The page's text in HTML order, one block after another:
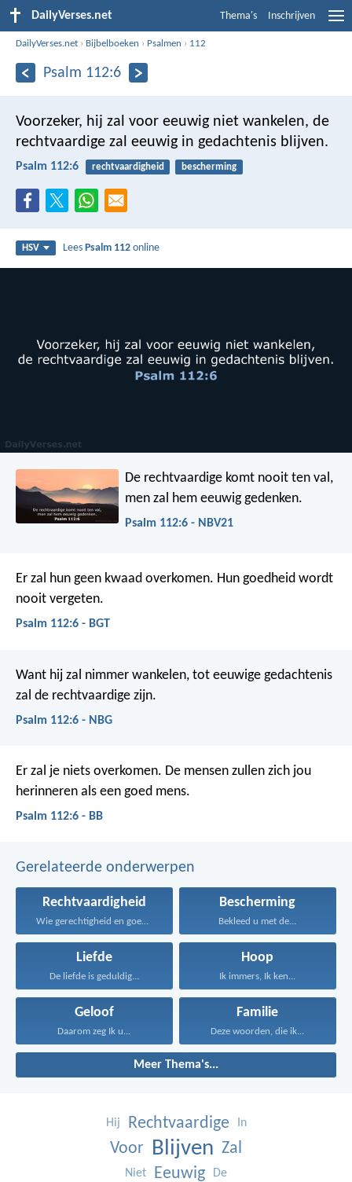
DailyVerses.net Thema's Inschrijven
DailyVerses.net › Bijbelboeken › Psalmen › 112
Psalm 112:6
Voorzeker, hij zal voor eeuwig niet wankelen, de
rechtvaardige zal eeuwig in gedachtenis blijven.
Psalm 112:6 rechtvaardigheid bescherming
HSV LeesPsalm 112 online
De rechtvaardige komt nooit ten val,
men zal hem eeuwig gedenken.
Psalm 112:6 - NBV21
Er zal hun geen kwaad overkomen. Hun goedheid wordt
nooit vergeten.
Psalm 112:6 - BGT
Want hij zal nimmer wankelen, tot eeuwige gedachtenis
zal de rechtvaardige zijn.
Psalm 112:6 - NBG
Er zal je niets overkomen. De mensen zullen zich jou
herinneren als een goed mens.
Psalm 112:6 - BB
Gerelateerde onderwerpen
Rechtvaardigheid
Wie gerechtigheid en goedertierenheid...
Bescherming
Bekleed u met de...
Liefde
De liefde is geduldig...
Hoop
Ik immers, Ik ken...
Geloof
Daarom zeg Ik u...
Familie
Deze woorden, die ik...
Meer Thema's...
Hij Rechtvaardige In
Voor Blijven Zal
Niet Eeuwig De